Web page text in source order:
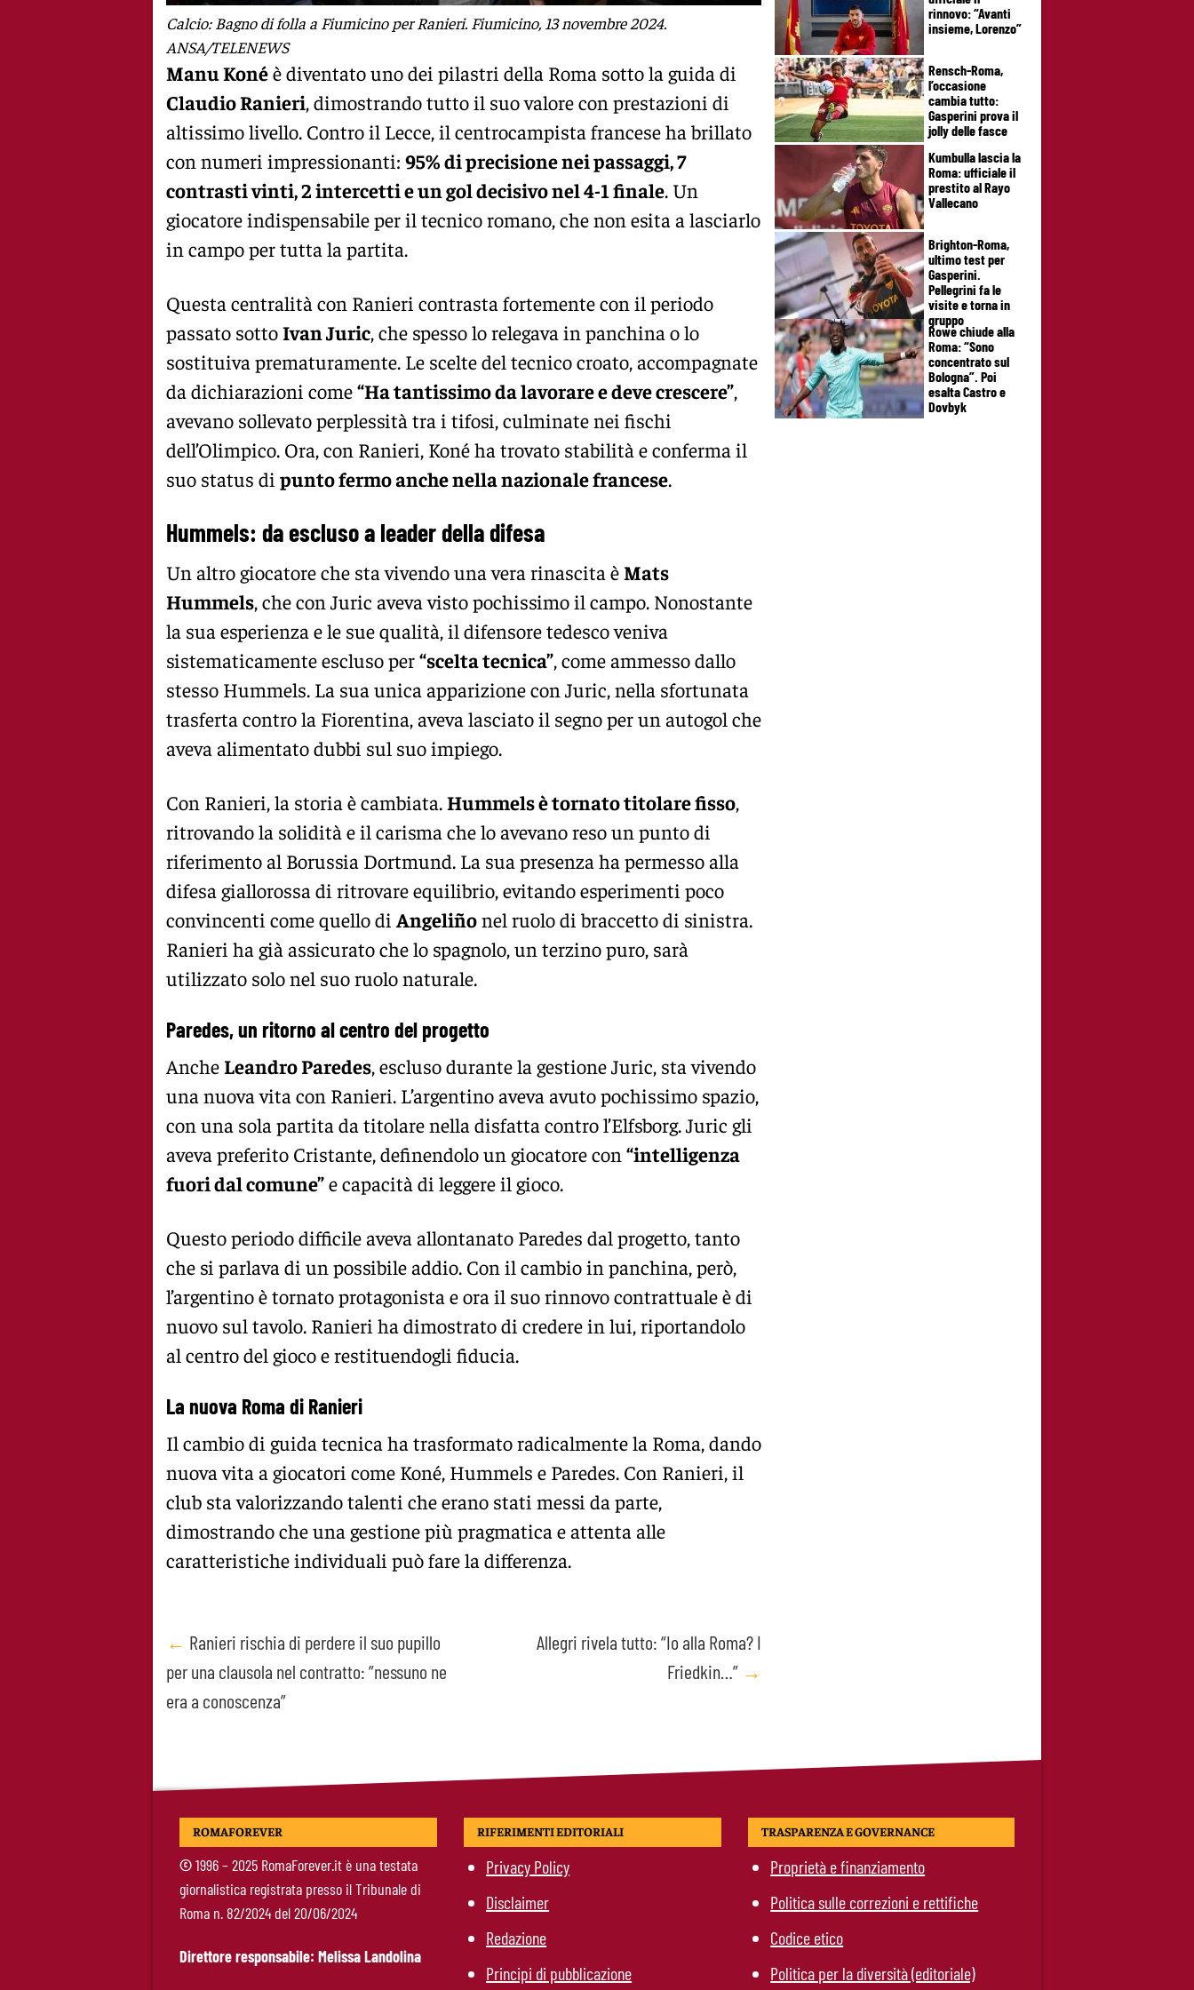
Calcio: Bagno di folla a Fiumicino per Ranieri. Fiumicino, 13 novembre 2024.
ANSA/TELENEWS
Manu Konéè diventato uno dei pilastri della Roma sotto la guida di
Claudio Ranieri, dimostrando tutto il suo valore con prestazioni di
altissimo livello. Contro il Lecce, il centrocampista francese ha brillato
con numeri impressionanti: 95% di precisione nei passaggi, 7
contrasti vinti, 2 intercetti e un gol decisivo nel 4-1 finale. Un
giocatore indispensabile per il tecnico romano, che non esita a lasciarlo
in campo per tutta la partita.
Questa centralità con Ranieri contrasta fortemente con il periodo
passato sottoIvan Juric, che spesso lo relegava in panchina o lo
sostituiva prematuramente. Le scelte del tecnico croato, accompagnate
da dichiarazioni come“Ha tantissimo da lavorare e deve crescere”,
avevano sollevato perplessità tra i tifosi, culminate nei fischi
dell’Olimpico. Ora, con Ranieri, Koné ha trovato stabilità e conferma il
suo status di punto fermo anche nella nazionale francese.
Hummels: da escluso a leader della difesa
Un altro giocatore che sta vivendo una vera rinascita è Mats
Hummels, che con Juric aveva visto pochissimo il campo. Nonostante
la sua esperienza e le sue qualità, il difensore tedesco veniva
sistematicamente escluso per“scelta tecnica”, come ammesso dallo
stesso Hummels. La sua unica apparizione con Juric, nella sfortunata
trasferta contro la Fiorentina, aveva lasciato il segno per un autogol che
aveva alimentato dubbi sul suo impiego.
Con Ranieri, la storia è cambiata.Hummels è tornato titolare fisso,
ritrovando la solidità e il carisma che lo avevano reso un punto di
riferimento al Borussia Dortmund. La sua presenza ha permesso alla
difesa giallorossa di ritrovare equilibrio, evitando esperimenti poco
convincenti come quello di Angeliñonel ruolo di braccetto di sinistra.
Ranieri ha già assicurato che lo spagnolo, un terzino puro, sarà
utilizzato solo nel suo ruolo naturale.
Paredes, un ritorno al centro del progetto
AncheLeandro Paredes, escluso durante la gestione Juric, sta vivendo
una nuova vita con Ranieri. L’argentino aveva avuto pochissimo spazio,
con una sola partita da titolare nella disfatta contro l’Elfsborg. Juric gli
aveva preferito Cristante, definendolo un giocatore con “intelligenza
fuori dal comune”e capacità di leggere il gioco.
Questo periodo difficile aveva allontanato Paredes dal progetto, tanto
che si parlava di un possibile addio. Con il cambio in panchina, però,
l’argentino è tornato protagonista e ora il suo rinnovo contrattuale è di
nuovo sul tavolo. Ranieri ha dimostrato di credere in lui, riportandolo
al centro del gioco e restituendogli fiducia.
La nuova Roma di Ranieri
Il cambio di guida tecnica ha trasformato radicalmente la Roma, dando
nuova vita a giocatori come Koné, Hummels e Paredes. Con Ranieri, il
club sta valorizzando talenti che erano stati messi da parte,
dimostrando che una gestione più pragmatica e attenta alle
caratteristiche individuali può fare la differenza.
Post
navigation
← Ranieri rischia di perdere il suo pupillo
per una clausola nel contratto: ”nessuno ne
era a conoscenza”
Allegri rivela tutto: “Io alla Roma? I
Friedkin…” →
rinnovo: “Avanti
insieme, Lorenzo”
Rensch-Roma,
l’occasione
cambia tutto:
Gasperini prova il
jolly delle fasce
Kumbulla lascia la
Roma: ufficiale il
prestito al Rayo
Vallecano
Brighton-Roma,
ultimo test per
Gasperini.
Pellegrini fa le
visite e torna in
gruppo
Rowe chiude alla
Roma: “Sono
concentrato sul
Bologna”. Poi
esalta Castro e
Dovbyk
ROMAFOREVER
©1996 – 2025 RomaForever.it è una testata
giornalistica registrata presso il Tribunale di
Roma n. 82/2024 del 20/06/2024
Direttore responsabile: Melissa Landolina
RIFERIMENTI EDITORIALI
Privacy Policy
Disclaimer
Redazione
Principi di pubblicazione
TRASPARENZA E GOVERNANCE
Proprietà e finanziamento
Politica sulle correzioni e rettifiche
Codice etico
Politica per la diversità (editoriale)